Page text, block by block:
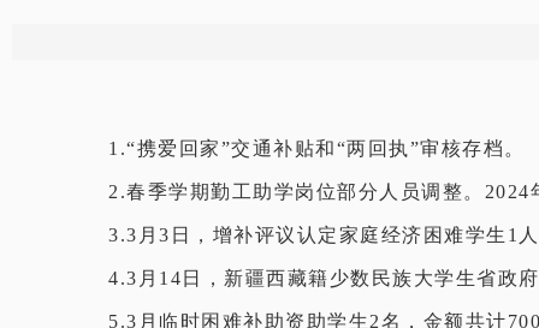
1.“携爱回家”交通补贴和“两回执 ”审核存档。
2.春季学期勤工助学岗位部分人员调整。 2024
3.3 月 3 日，增补评议认定家庭经济困难学生 1
4.3 月 14 日，新疆西藏籍少数民族大学生省政
5.3 月临时困难补助资助学生2名，金额共计